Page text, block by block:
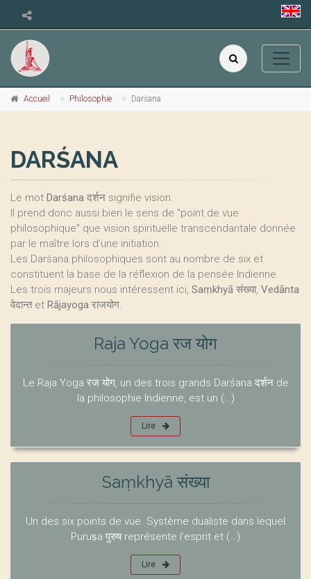
Accueil Philosophie Darśana
DARŚANA
Le mot Darśana दर्शन signifie vision.
Il prend donc aussi bien le sens de "point de vue
philosophique" que vision spirituelle transcendantale donnée
par le maître lors d’une initiation.
Les Darśana philosophiques sont au nombre de six et
constituent la base de la réflexion de la pensée Indienne.
Les trois majeurs nous intéressent ici, Saṃkhyā संख्या, Vedānta
वेदान्त et Rājayoga राजयोग.
Raja Yoga रज योग
Le Raja Yoga रज योग, un des trois grands Darśana दर्शन de
la philosophie Indienne, est un (…)
Lire
Saṃkhyā संख्या
Un des six points de vue. Système dualiste dans lequel
Puruṣa पुरुष représente l’esprit et (…)
Lire